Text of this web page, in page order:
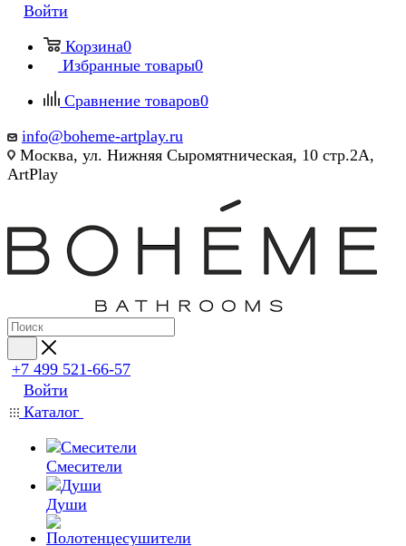
Войти
Корзина0
Избранные товары0
Сравнение товаров0
info@boheme-artplay.ru
Москва, ул. Нижняя Сыромятническая, 10 стр.2А,
ArtPlay
+7 499 521-66-57
Войти
Каталог
Смесители
Души